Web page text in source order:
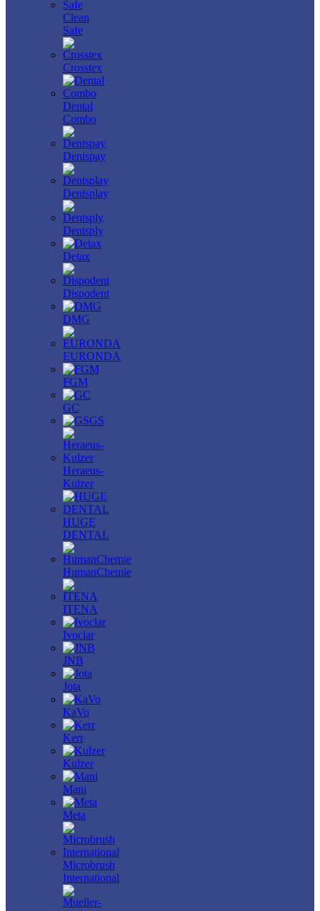
Clean
Safe
Crosstex
Dental
Combo
Dentspay
Dentsplay
Dentsply
Detax
Dispodent
DMG
EURONDA
FGM
GC
GS
Heraeus-
Kulzer
HUGE
DENTAL
HumanChemie
ITENA
Ivoclar
JNB
Jota
KaVo
Kerr
Kulzer
Mani
Meta
Microbrush
International